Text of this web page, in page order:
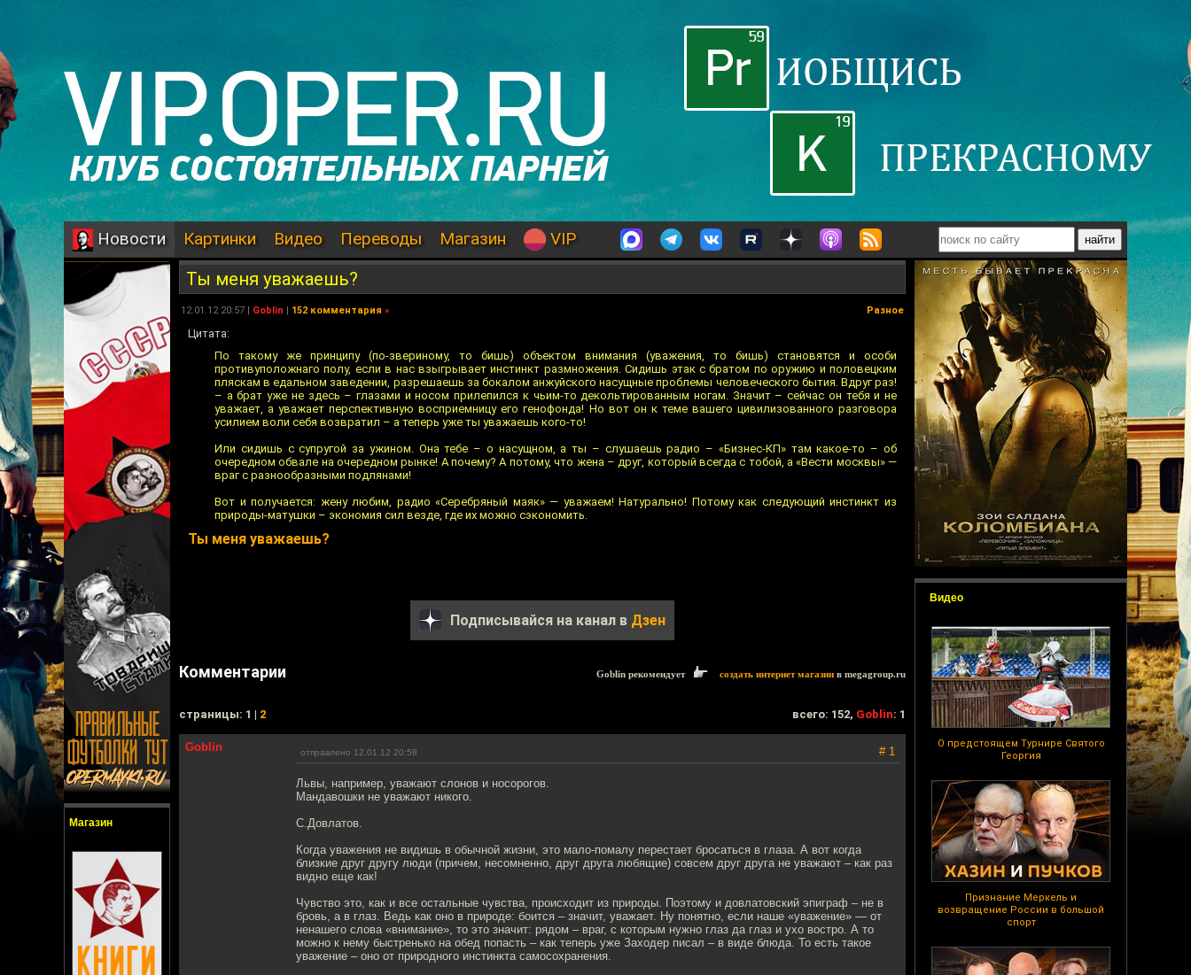
Новости Картинки Видео Переводы Магазин VIP
Магазин
Видео
О предстоящем Турнире Святого
Георгия
Признание Меркель и
возвращение России в большой
спорт
Ты меня уважаешь?
12.01.12 20:57 | Goblin | 152 комментария » Разное
Цитата:
По такому же принципу (по-звериному, то бишь) объектом внимания (уважения, то бишь) становятся и особи
противуположнаго полу, если в нас взыгрывает инстинкт размножения. Сидишь этак с братом по оружию и половецким
пляскам в едальном заведении, разрешаешь за бокалом анжуйского насущные проблемы человеческого бытия. Вдруг раз!
– а брат уже не здесь – глазами и носом прилепился к чьим-то декольтированным ногам. Значит – сейчас он тебя и не
уважает, а уважает перспективную восприемницу его генофонда! Но вот он к теме вашего цивилизованного разговора
усилием воли себя возвратил – а теперь уже ты уважаешь кого-то!
Или сидишь с супругой за ужином. Она тебе – о насущном, а ты – слушаешь радио – «Бизнес-КП» там какое-то – об
очередном обвале на очередном рынке! А почему? А потому, что жена – друг, который всегда с тобой, а «Вести москвы» —
враг с разнообразными подлянами!
Вот и получается: жену любим, радио «Серебряный маяк» — уважаем! Натурально! Потому как следующий инстинкт из
природы-матушки – экономия сил везде, где их можно сэкономить.
Ты меня уважаешь?
Подписывайся на канал в Дзен
Комментарии Goblin рекомендует создать интернет магазин в megagroup.ru
cтраницы: 1 | 2 всего: 152, Goblin: 1
Goblin отправлено 12.01.12 20:58 # 1
Львы, например, уважают слонов и носорогов.
Мандавошки не уважают никого.
С.Довлатов.
Когда уважения не видишь в обычной жизни, это мало-помалу перестает бросаться в глаза. А вот когда
близкие друг другу люди (причем, несомненно, друг друга любящие) совсем друг друга не уважают – как раз
видно еще как!
Чувство это, как и все остальные чувства, происходит из природы. Поэтому и довлатовский эпиграф – не в
бровь, а в глаз. Ведь как оно в природе: боится – значит, уважает. Ну понятно, если наше «уважение» — от
ненашего слова «внимание», то это значит: рядом – враг, с которым нужно глаз да глаз и ухо востро. А то
можно к нему быстренько на обед попасть – как теперь уже Заходер писал – в виде блюда. То есть такое
уважение – оно от природного инстинкта самосохранения.